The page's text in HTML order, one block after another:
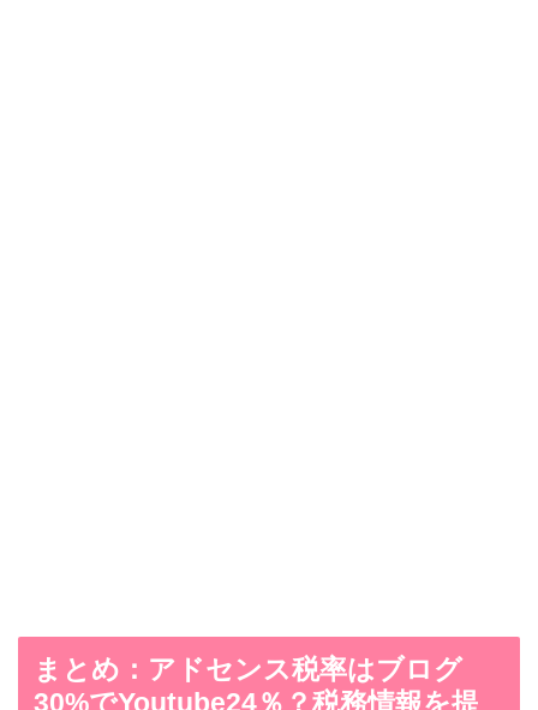
まとめ：アドセンス税率はブログ
30%でYoutube24％？税務情報を提